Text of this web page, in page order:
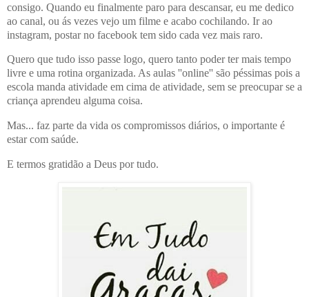
consigo. Quando eu finalmente paro para descansar, eu me dedico
ao canal, ou ás vezes vejo um filme e acabo cochilando. Ir ao
instagram, postar no facebook tem sido cada vez mais raro.
Quero que tudo isso passe logo, quero tanto poder ter mais tempo
livre e uma rotina organizada. As aulas ''online'' são péssimas pois a
escola manda atividade em cima de atividade, sem se preocupar se a
criança aprendeu alguma coisa.
Mas... faz parte da vida os compromissos diários, o importante é
estar com saúde.
E termos gratidão a Deus por tudo.